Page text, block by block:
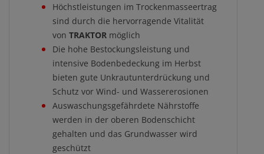
Höchstleistungen im Trockenmasseertrag
sind durch die hervorragende Vitalität
von TRAKTOR möglich
Die hohe Bestockungsleistung und
intensive Bodenbedeckung im Herbst
bieten gute Unkrautunterdrückung und
Schutz vor Wind- und Wassererosionen
Auswaschungsgefährdete Nährstoffe
werden in der oberen Bodenschicht
gehalten und das Grundwasser wird
geschützt